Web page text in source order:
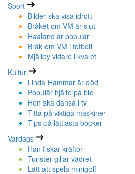
Sport
Bilder ska visa idrott
Bråket om VM är slut
Haaland är populär
Bråk om VM i fotboll
Mjällby vidare i kvalet
Kultur
Linda Hammar är död
Populär hjälte på bio
Hon ska dansa i tv
Titta på viktiga maskiner
Tips på lättlästa böcker
Vardags
Han fiskar kräftor
Turister gillar vädret
Lätt att spela minigolf